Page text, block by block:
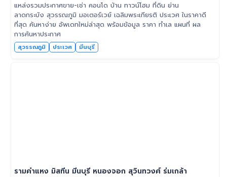
แหล่งรวมประกาศขาย-เช่า คอนโด บ้าน ทาวน์โฮม ที่ดิน ย่าน
ลาดกระบัง สุวรรณภูมิ มอเตอร์เวย์ เฉลิมพระเกียรติ ประเวศ ในราคาดี
ที่สุด ค้นหาง่าย อัพเดทใหม่ล่าสุด พร้อมข้อมูล ราคา ทำเล แผนที่ ผล
การค้นหาประกาศ
สุวรรณภูมิ ประเวศ มีนบุรี
รามคำแหง มิสทีน มีนบุรี หนองจอก สุวินทวงศ์ ร่มเกล้า